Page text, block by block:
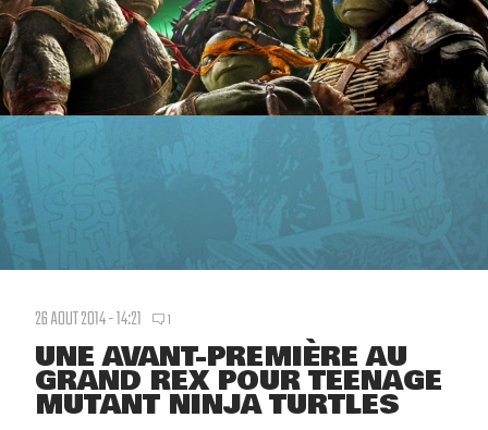
26 AOUT 2014 - 14:21 1
UNE AVANT-PREMIÈRE AU
GRAND REX POUR TEENAGE
MUTANT NINJA TURTLES